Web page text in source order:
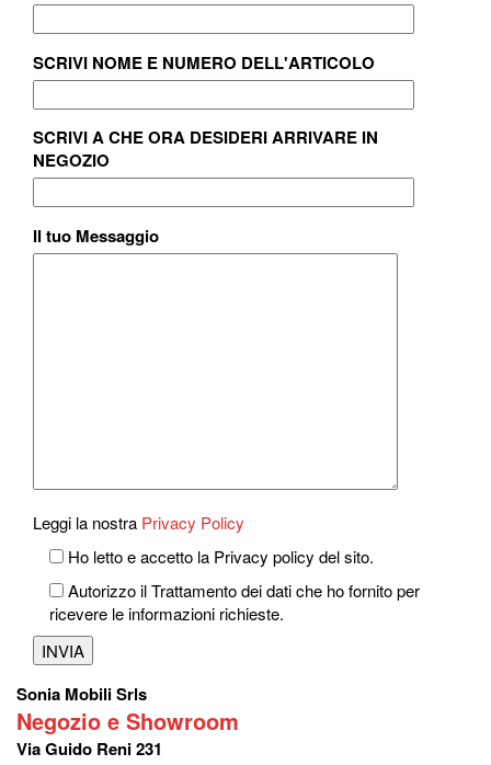
SCRIVI NOME E NUMERO DELL'ARTICOLO
SCRIVI A CHE ORA DESIDERI ARRIVARE IN
NEGOZIO
Il tuo Messaggio
Leggi la nostra Privacy Policy
Ho letto e accetto la Privacy policy del sito.
Autorizzo il Trattamento dei dati che ho fornito per
ricevere le informazioni richieste.
Sonia Mobili Srls
Negozio e Showroom
Via Guido Reni 231